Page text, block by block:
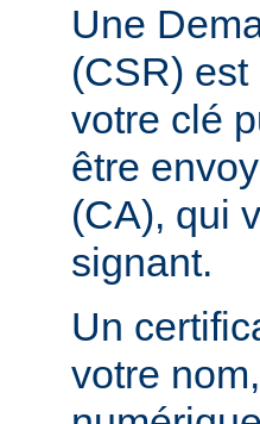
Une
(CSR)
votre clé
être
(CA), qui
signant.
Un
votre